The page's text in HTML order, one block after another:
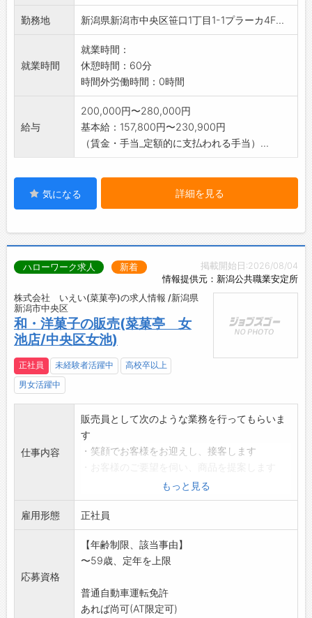
勤務地 新潟県新潟市中央区笹口1丁目1-1プラーカ4F...
就業時間
就業時間：
休憩時間：60分
時間外労働時間：0時間
給与
200,000円〜280,000円
基本給：157,800円〜230,900円
（賃金・手当_定額的に支払われる手当）...
気になる 詳細を見る
掲載開始日:2026/08/04
情報提供元：新潟公共職業安定所
ハローワーク求人 新着
株式会社 いえい(菜菓亭)の求人情報 /新潟県
新潟市中央区
和・洋菓子の販売(菜菓亭 女
池店/中央区女池)
正社員 未経験者活躍中
高校卒以上
男女活躍中
仕事内容
販売員として次のような業務を行ってもらいま
す
・笑顔でお客様をお迎えし、接客します
・おすすめの試食とお茶出しをします
・商品、備品、包材等の発注、補充等の管理
・ラッピングや熨斗等のご要望への対応
・季節のディスプレイ、店内外の清掃
・レジ操作、金銭管理
・年齢や経験などに応じて、社外・社内研修が
・資格が必要な業務については、会社が取得経
費を負担します。
もっと見る
雇用形態 正社員
応募資格
【年齢制限、該当事由】
〜59歳、定年を上限
普通自動車運転免許
あれば尚可(AT限定可)